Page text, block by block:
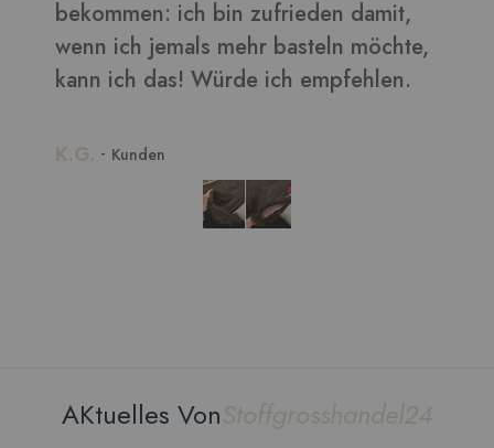
damit,
möchte,
AKtuelles VonStoffgrosshandel24